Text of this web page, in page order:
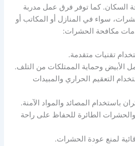
السكان. كما توفر فرق عمل مدربة
سواء في المنازل أو المكاتب أو
مكافحة الحشرات:
تقنيات متقدمة.
الأبيض وحماية الممتلكات من التلف.
التعقيم الحراري والمبيدات
باستخدام المصائد والمواد الآمنة.
الطائرة للحفاظ على راحة
لمنع عودة الحشرات.